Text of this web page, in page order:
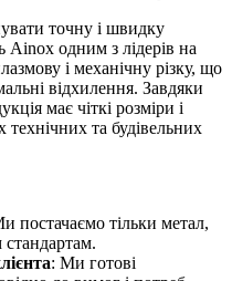
точну і швидку
Ainox одним з лідерів на
і механічну різку, що
відхилення. Завдяки
має чіткі розміри і
та будівельних
постачаємо тільки метал,
: Ми готові